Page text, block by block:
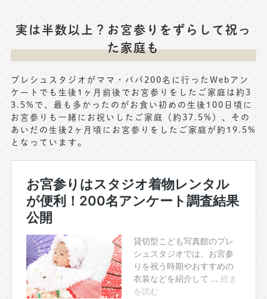
実は半数以上？お宮参りをずらして祝っ
た家庭も
プレシュスタジオがママ・パパ200名に行ったWebアン
ケートでも生後1ヶ月前後でお宮参りをしたご家庭は約3
3.5%で、最も多かったのがお食い初めの生後100日頃に
お宮参りも一緒にお祝いしたご家庭（約37.5%）、その
あいだの生後2ヶ月頃にお宮参りをしたご家庭が約19.5%
となっています。